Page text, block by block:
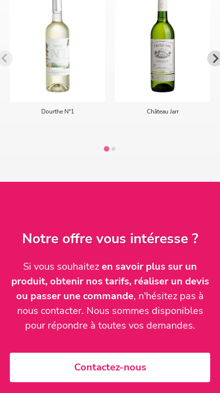
Dourthe N°1 Château Jarr
Notre offre vous intéresse ?
Si vous souhaitezen savoir plus sur un
produit, obtenir nos tarifs, réaliser un devis
ou passer une commande, n'hésitez pas à
nous contacter. Nous sommes disponibles
pour répondre à toutes vos demandes.
Contactez-nous